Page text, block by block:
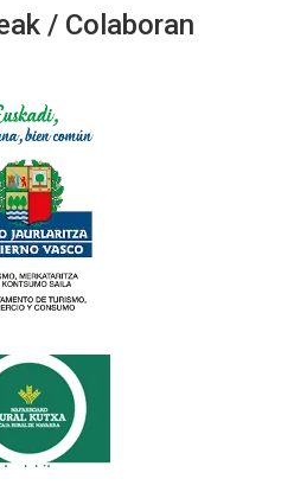
/ Colaboran